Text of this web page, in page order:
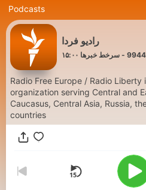
Podcasts
رادیو فردا
- سرخط خبرها ۱۵:۰۰
Radio Free Europe / Radio Liberty
organization serving Central and
Caucasus, Central Asia, Russia,
countries